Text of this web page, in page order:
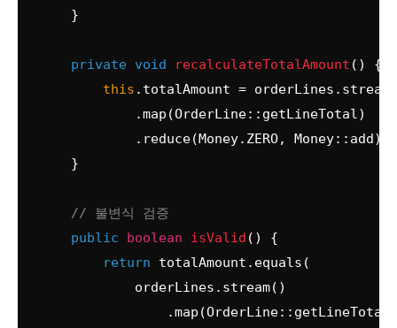
    }
private void recalculateTotalAmount ()
{
this .totalAmount =
            .map(OrderLine::getLineTotal)
            .reduce(Money.ZERO, Money::add);
    }
// 불변식 검증
public
boolean isValid ()
{
return totalAmount.equals(
            orderLines.stream()
                .map(OrderLine::getLineTotal)